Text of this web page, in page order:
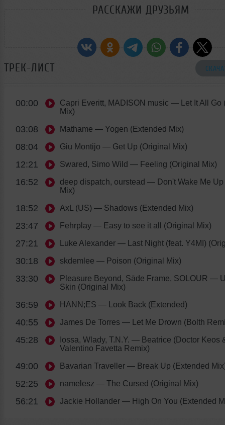
РАССКАЖИ ДРУЗЬЯМ
ТРЕК-ЛИСТ
00:00 Capri Everitt, MADISON music — Let It All Go
Mix)
03:08 Mathame — Yogen (Extended Mix)
08:04 Giu Montijo — Get Up (Original Mix)
12:21 Swared, Simo Wild — Feeling (Original Mix)
16:52 deep dispatch, ourstead — Don't Wake Me Up
Mix)
18:52 AxL (US) — Shadows (Extended Mix)
23:47 Fehrplay — Easy to see it all (Original Mix)
27:21 Luke Alexander — Last Night (feat. Y4MI)
30:18 skdemlee — Poison (Original Mix)
33:30 Pleasure Beyond, Sāde Frame, SOLOUR —
Skin (Original Mix)
36:59 HANN;ES — Look Back (Extended)
40:55 James De Torres — Let Me Drown (Bolth
45:28 Iossa, Wlady, T.N.Y. — Beatrice (Doctor Keos
Valentino Favetta Remix)
49:00 Bavarian Traveller — Break Up (Extended
52:25 namelesz — The Cursed (Original Mix)
56:21 Jackie Hollander — High On You (Extended